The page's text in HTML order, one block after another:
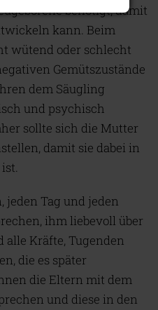
benötigt, damit
kann. Beim
wütend oder schlecht
Gemütszustände
dem Säugling
und psychisch
sollte sich die Mutter
damit sie dabei in
Tag und jeden
ihm liebevoll über
alle Kräfte, Tugenden
die es später
die Eltern mit dem
und diese in den